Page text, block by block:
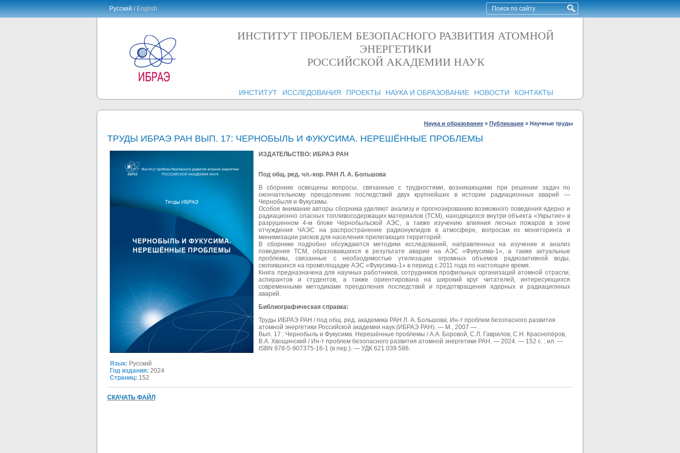
Русский /English
ИНСТИТУТ ПРОБЛЕМ БЕЗОПАСНОГО РАЗВИТИЯ АТОМНОЙ
ЭНЕРГЕТИКИ
РОССИЙСКОЙ АКАДЕМИИ НАУК
ИНСТИТУТ ИССЛЕДОВАНИЯ ПРОЕКТЫ НАУКА И ОБРАЗОВАНИЕ НОВОСТИ КОНТАКТЫ
Наука и образование » Публикации » Научные труды
ТРУДЫ ИБРАЭ РАН ВЫП. 17: ЧЕРНОБЫЛЬ И ФУКУСИМА. НЕРЕШЁННЫЕ ПРОБЛЕМЫ
Язык: Русский
Год издания: 2024
Страниц: 152
ИЗДАТЕЛЬСТВО: ИБРАЭ РАН
Под общ. ред. чл.-кор. РАН Л. А. Большова
В сборнике освещены вопросы, связанные с трудностями, возникающими при решении задач по
окончательному преодолению последствий двух крупнейших в истории радиационных аварий —
Чернобыля и Фукусимы.
Особое внимание авторы сборника уделяют анализу и прогнозированию возможного поведения ядерно и
радиационно опасных топливосодержащих материалов (ТСМ), находящихся внутри объекта «Укрытие» в
разрушенном 4-м блоке Чернобыльской АЭС, а также изучению влияния лесных пожаров в зоне
отчуждения ЧАЭС на распространение радионуклидов в атмосфере, вопросам их мониторинга и
минимизации рисков для населения прилегающих территорий.
В сборнике подробно обсуждаются методики исследований, направленных на изучение и анализ
поведения ТСМ, образовавшихся в результате аварии на АЭС «Фукусима-1», а также актуальные
проблемы, связанные с необходимостью утилизации огромных объемов радиоактивной воды,
скопившихся на промплощадке АЭС «Фукусима-1» в период с 2011 года по настоящее время.
Книга предназначена для научных работников, сотрудников профильных организаций атомной отрасли,
аспирантов и студентов, а также ориентирована на широкий круг читателей, интересующихся
современными методиками преодоления последствий и предотвращения ядерных и радиационных
аварий.
Библиографическая справка:
Труды ИБРАЭ РАН / под общ. ред. академика РАН Л. А. Большова; Ин-т проблем безопасного развития
атомной энергетики Российской академии наук (ИБРАЭ РАН). — М., 2007 — .
Вып. 17 : Чернобыль и Фукусима. Нерешённые проблемы / А.А. Боровой, С.Л. Гаврилов, С.Н. Краснопёров,
В.А. Хвощинский / Ин-т проблем безопасного развития атомной энергетики РАН. — 2024. — 152 с. : ил. —
ISBN 978-5-907375-16-1 (в пер.). — УДК 621.039.586.
СКАЧАТЬ ФАЙЛ